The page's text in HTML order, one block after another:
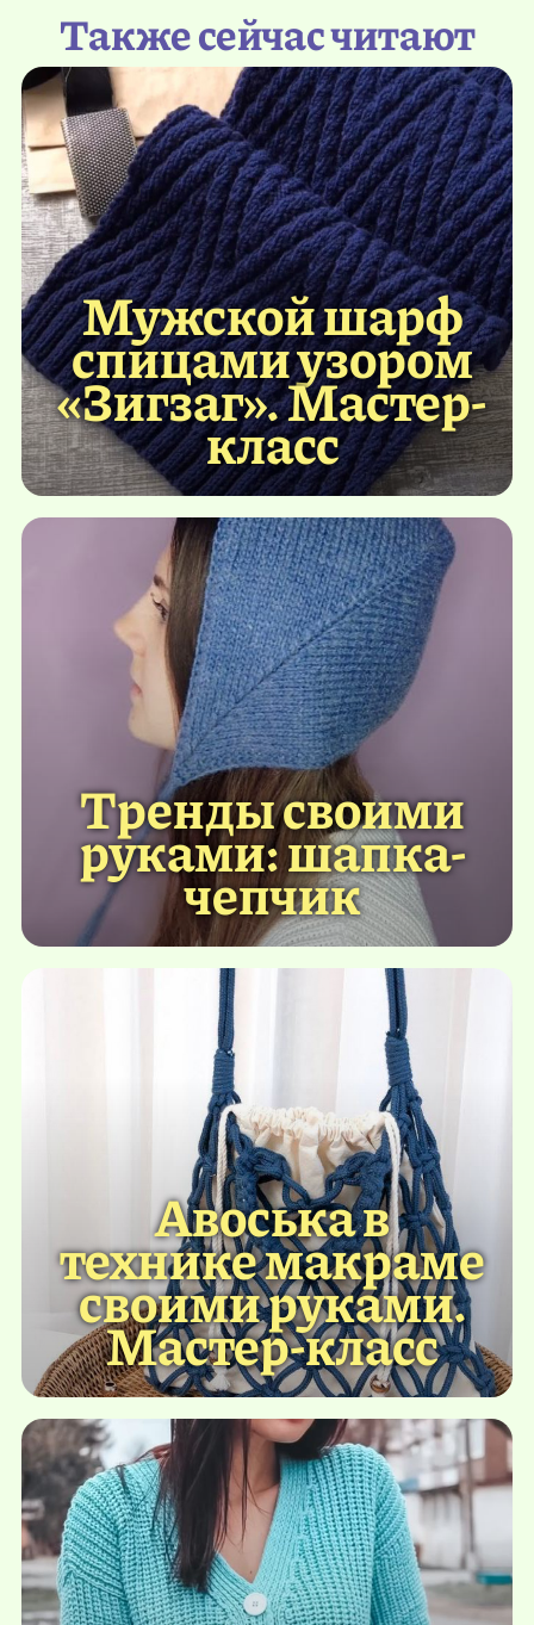
Также сейчас читают
Мужской шарф
спицами узором
«Зигзаг». Мастер-
класс
Тренды своими
руками: шапка-
чепчик
Авоська в
технике макраме
своими руками.
Мастер-класс